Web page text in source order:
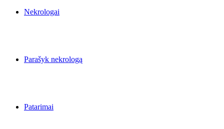
Nekrologai
Parašyk nekrologą
Patarimai